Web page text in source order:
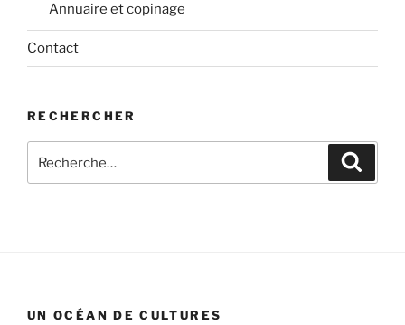
Annuaire et copinage
Contact
RECHERCHER
pour
UN OCÉAN DE CULTURES